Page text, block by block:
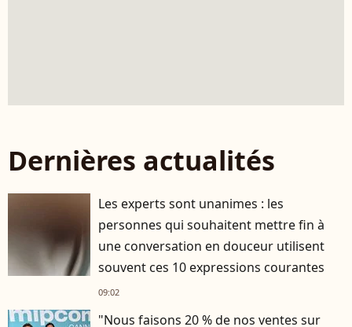
Dernières actualités
Les experts sont unanimes : les
personnes qui souhaitent mettre fin à
une conversation en douceur utilisent
souvent ces 10 expressions courantes
09:02
"Nous faisons 20 % de nos ventes sur